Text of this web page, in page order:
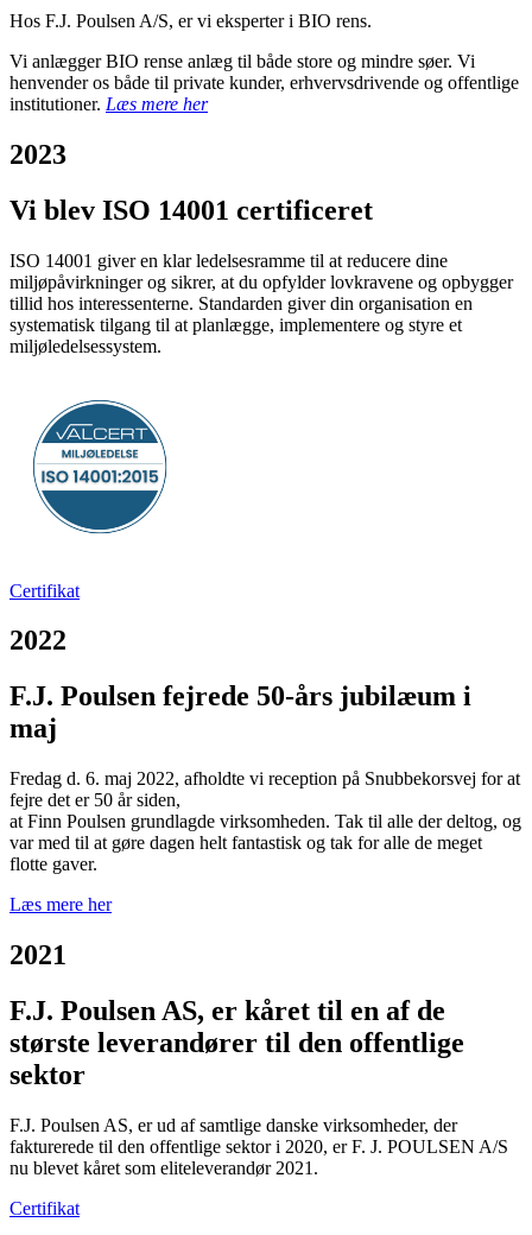
Hos F.J. Poulsen A/S, er vi eksperter i BIO rens.
Vi anlægger BIO rense anlæg til både store og mindre søer. Vi
henvender os både til private kunder, erhvervsdrivende og offentlige
institutioner. Læs mere her
2023
Vi blev ISO 14001 certificeret
ISO 14001 giver en klar ledelsesramme til at reducere dine
miljøpåvirkninger og sikrer, at du opfylder lovkravene og opbygger
tillid hos interessenterne. Standarden giver din organisation en
systematisk tilgang til at planlægge, implementere og styre et
miljøledelsessystem.
Certifikat
2022
F.J. Poulsen fejrede 50-års jubilæum i
maj
Fredag d. 6. maj 2022, afholdte vi reception på Snubbekorsvej for at
fejre det er 50 år siden,
at Finn Poulsen grundlagde virksomheden. Tak til alle der deltog, og
var med til at gøre dagen helt fantastisk og tak for alle de meget
flotte gaver.
Læs mere her
2021
​F.J. Poulsen AS, er kåret til en af de
største leverandører til den offentlige
sektor
F.J. Poulsen AS, er ud af samtlige danske virksomheder, der
fakturerede til den offentlige sektor i 2020, er F. J. POULSEN A/S
nu blevet kåret som eliteleverandør 2021.
Certifikat